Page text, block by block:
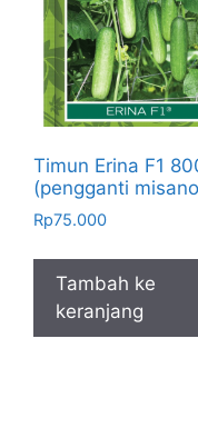
Timun Erina F1
(pengganti
Rp75.000
Tambah ke
keranjang